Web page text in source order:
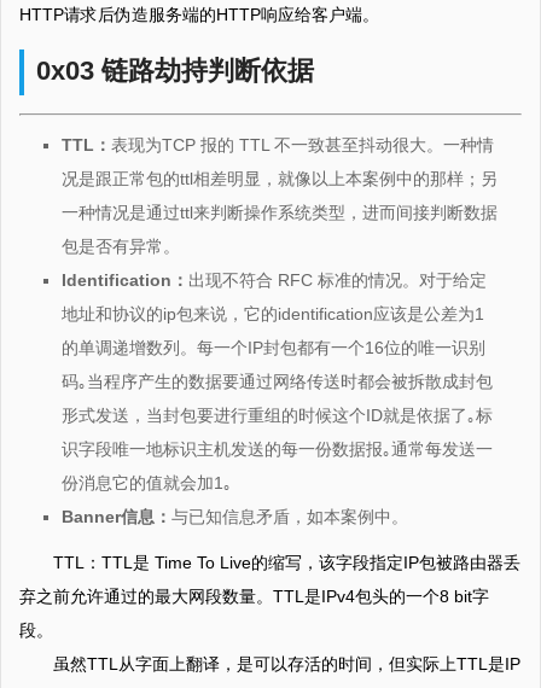
HTTP请求后伪造服务端的HTTP响应给客户端。
0x03 链路劫持判断依据
TTL： 表现为TCP 报的 TTL 不一致甚至抖动很大。一种情
况是跟正常包的ttl相差明显，就像以上本案例中的那样；另
一种情况是通过ttl来判断操作系统类型，进而间接判断数据
包是否有异常。
Identification： 出现不符合 RFC 标准的情况。对于给定
地址和协议的ip包来说，它的identification应该是公差为1
的单调递增数列。每一个IP封包都有一个16位的唯一识别
码｡当程序产生的数据要通过网络传送时都会被拆散成封包
形式发送，当封包要进行重组的时候这个ID就是依据了｡标
识字段唯一地标识主机发送的每一份数据报｡通常每发送一
份消息它的值就会加1｡
Banner信息： 与已知信息矛盾，如本案例中。
TTL：TTL是 Time To Live的缩写，该字段指定IP包被路由器丢
弃之前允许通过的最大网段数量。TTL是IPv4包头的一个8 bit字
段。
虽然TTL从字面上翻译，是可以存活的时间，但实际上TTL是IP